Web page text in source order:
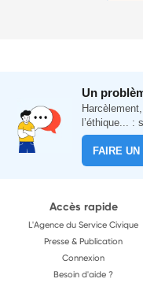
Un
l’éthique... :
FAIRE
Accès rapide
L'Agence du Service Civique
Presse & Publication
Connexion
Besoin d'aide ?